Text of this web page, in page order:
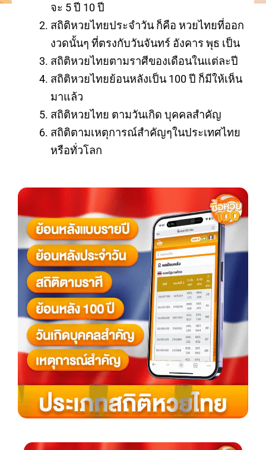
จะ 5 ปี 10 ปี
สถิติหวยไทยประจำวัน ก็คือ หวยไทยที่ออก
งวดนั้นๆ ที่ตรงกับวันจันทร์ อังคาร พุธ เป็น
สถิติหวยไทยตามราศีของเดือนในแต่ละปี
สถิติหวยไทยย้อนหลังเป็น 100 ปี ก็มีให้เห็น
มาแล้ว
สถิติหวยไทย ตามวันเกิด บุคคลสำคัญ
สถิติตามเหตุการณ์สำคัญๆในประเทศไทย
หรือทั่วโลก